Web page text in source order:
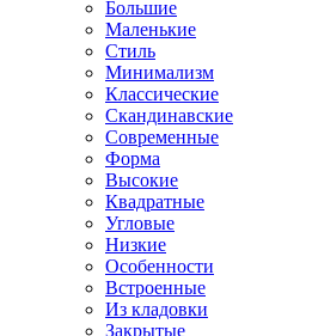
Большие
Маленькие
Стиль
Минимализм
Классические
Скандинавские
Современные
Форма
Высокие
Квадратные
Угловые
Низкие
Особенности
Встроенные
Из кладовки
Закрытые